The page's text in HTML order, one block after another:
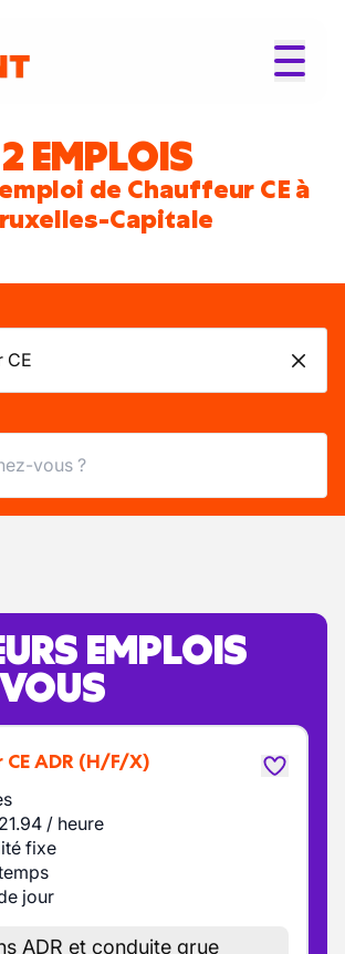
2 EMPLOIS
de Chauffeur CE à
Capitale
EMPLOIS
ADR (H/F/X)
21.94 / heure
fixe
jour
ADR et conduite grue